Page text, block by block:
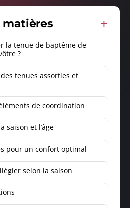
matières
la tenue de baptême de
?
tenues assorties et
de coordination
saison et l’âge
pour un confort optimal
selon la saison